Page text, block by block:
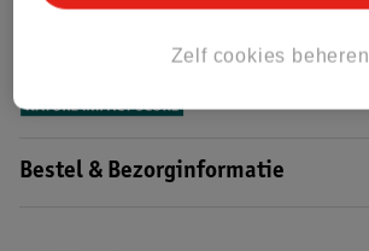
Impact Score.
Bestel & Bezorginformatie
Zelf cookies beheren